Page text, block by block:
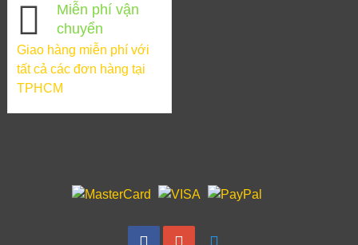
Miễn phí vận
chuyển
Giao hàng miễn phí với
tất cả các đơn hàng tại
TPHCM